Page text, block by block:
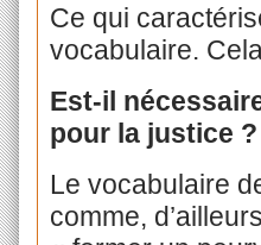
Ce qui
vocabulaire.
Est-il
pour la justice
Le vocabulaire
comme,